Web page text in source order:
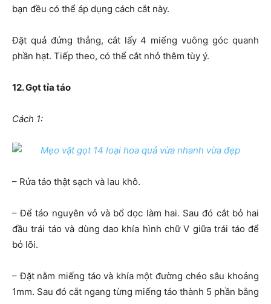
bạn đều có thể áp dụng cách cắt này.
Đặt quả đứng thẳng, cắt lấy 4 miếng vuông góc quanh
phần hạt. Tiếp theo, có thể cắt nhỏ thêm tùy ý.
12. Gọt tỉa táo
Cách 1:
– Rửa táo thật sạch và lau khô.
– Để táo nguyên vỏ và bổ dọc làm hai. Sau đó cắt bỏ hai
đầu trái táo và dùng dao khía hình chữ V giữa trái táo để
bỏ lõi.
– Đặt nằm miếng táo và khía một đường chéo sâu khoảng
1mm. Sau đó cắt ngang từng miếng táo thành 5 phần bằng